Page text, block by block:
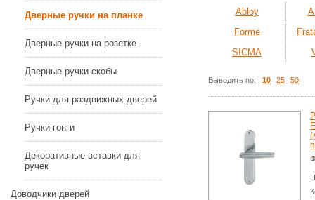
Дверные ручки на планке
Дверные ручки на розетке
Дверные ручки скобы
Ручки для раздвижных дверей
Ручки-гонги
Декоративные вставки для
ручек
Доводчики дверей
Abloy
Forme
SICMA
Выводить по: 10 25 50